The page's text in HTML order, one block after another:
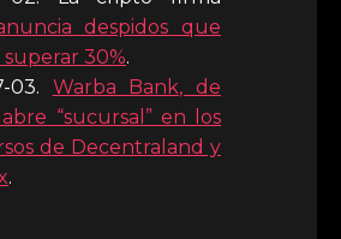
despidos que
30%.
03. Warba Bank, de
“sucursal” en los
de Decentraland y
.